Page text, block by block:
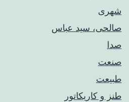
شهری
صالحی، سید عباس
صدا
صنعت
طبیعت
طنز و کاریکاتور